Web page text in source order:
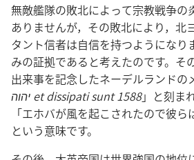
無敵艦隊の敗北によって宗教戦争の
ありませんが，その敗北により，北
タント信者は自信を持つようになり
みの証拠であると考えたのです。そ
出来事を記念したネーデルランドの
יהוה et dissipati sunt 1588」と刻ま
「エホバが風を起こされたので彼ら
という意味です。